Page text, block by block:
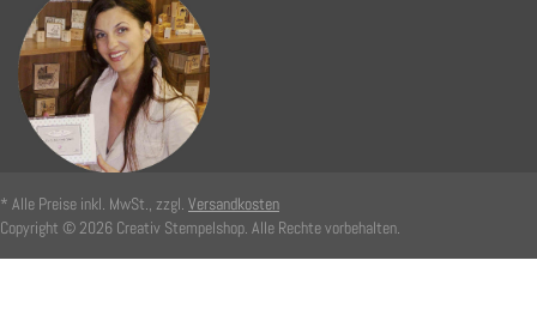
* Alle Preise inkl. MwSt., zzgl. Versandkosten
Copyright © 2026 Creativ Stempelshop. Alle Rechte vorbehalten.